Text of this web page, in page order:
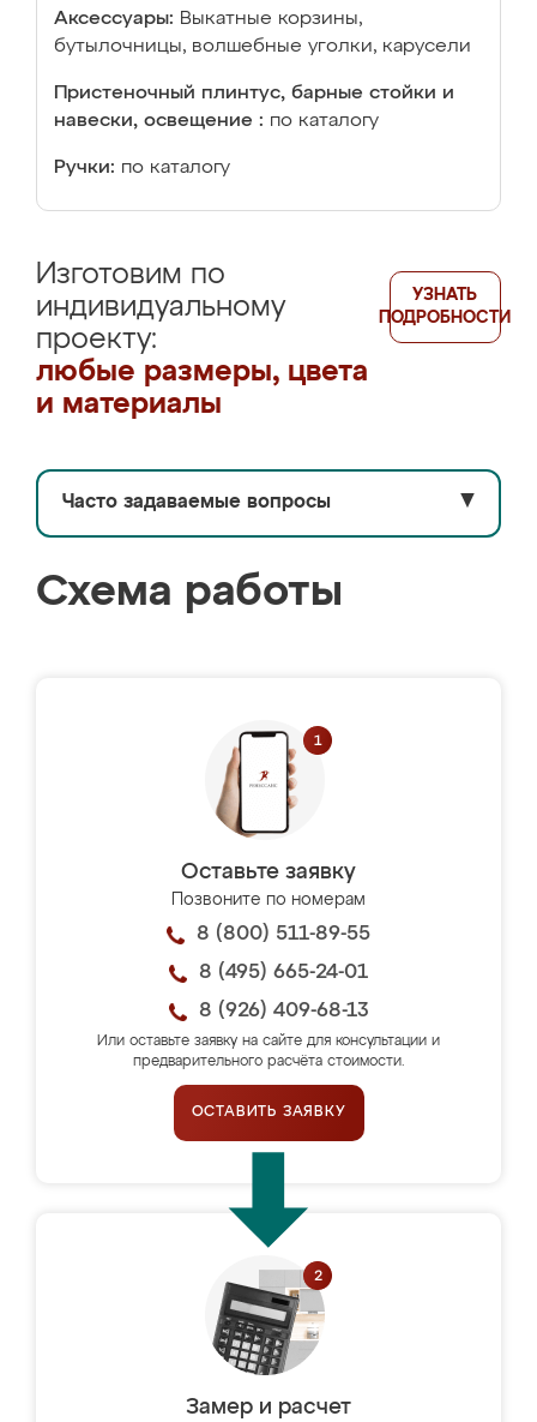
Аксессуары: Выкатные корзины,
бутылочницы, волшебные уголки, карусели
Пристеночный плинтус, барные стойки и
навески, освещение : по каталогу
Ручки: по каталогу
Изготовим по
индивидуальному
проекту:
любые размеры, цвета
и материалы
УЗНАТЬ
ПОДРОБНОСТИ
Часто задаваемые вопросы ▼
Схема работы
Оставьте заявку
Позвоните по номерам
8 (800) 511-89-55
8 (495) 665-24-01
8 (926) 409-68-13
Или оставьте заявку на сайте для консультации и
предварительного расчёта стоимости.
ОСТАВИТЬ ЗАЯВКУ
Замер и расчет